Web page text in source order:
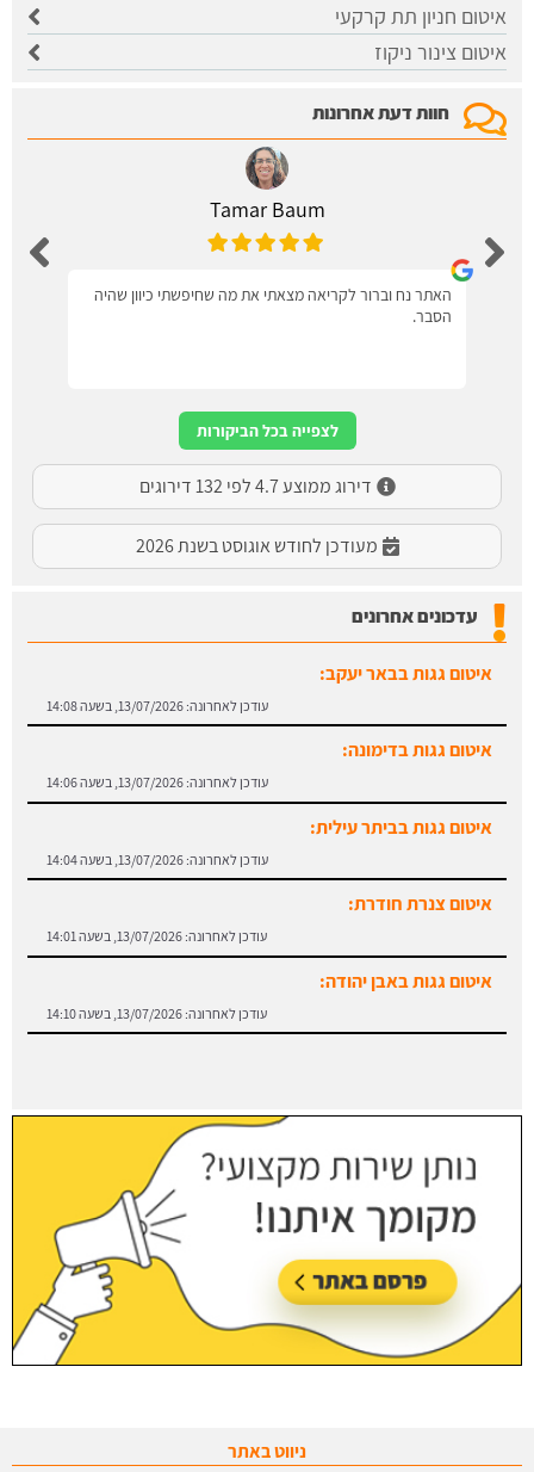
איטום חניון תת קרקעי
איטום צינור ניקוז
חוות דעת אחרונות
Tamar Baum
האתר נח וברור לקריאה מצאתי את מה שחיפשתי כיוון שהיה
הסבר.
לצפייה בכל הביקורות
דירוג ממוצע 4.7 לפי 132 דירוגים
מעודכן לחודש אוגוסט בשנת 2026
עדכונים אחרונים
איטום גגות בבאר יעקב:
עודכן לאחרונה: 13/07/2026, בשעה 14:08
איטום גגות בדימונה:
עודכן לאחרונה: 13/07/2026, בשעה 14:06
איטום גגות בביתר עילית:
עודכן לאחרונה: 13/07/2026, בשעה 14:04
איטום צנרת חודרת:
עודכן לאחרונה: 13/07/2026, בשעה 14:01
איטום גגות באבן יהודה:
עודכן לאחרונה: 13/07/2026, בשעה 14:10
ניווט באתר